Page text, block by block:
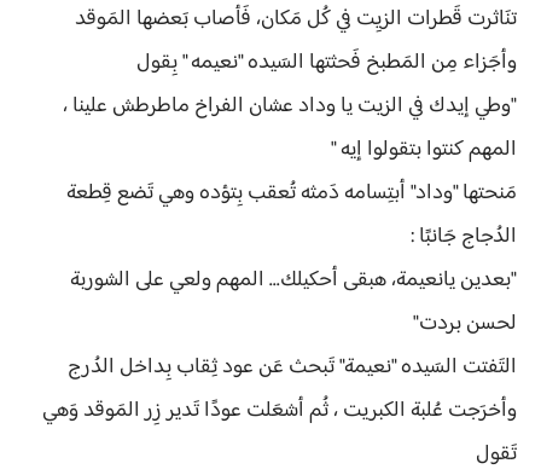
تنَاثرت قَطرات الزيِت في كُل مَكان، فَأصاب بَعضها المَوقد
وأجَزاء مِن المَطبخ فَحثتها السَيده "نعيمه " بِقول
"وطي إيدك في الزيت يا وداد عشان الفراخ ماطرطش علينا ،
المهم كنتوا بتقولوا إيه "
مَنحتها "وداد" أبتِسامه دَمثه تُعقب بِتؤده وهي تَضع قِطعة
الدُجاج جَانبًا :
"بعدين يانعيمة، هبقى أحكيلك... المهم ولعي على الشوربة
لحسن بردت"
التَفتت السَيده "نعيمة" تَبحث عَن عود ثِقاب بِداخل الدُرج
وأخرَجت عُلبة الكبريت ، ثُم أشعَلت عودًا تَدير زِر المَوقد وَهي
تَقول